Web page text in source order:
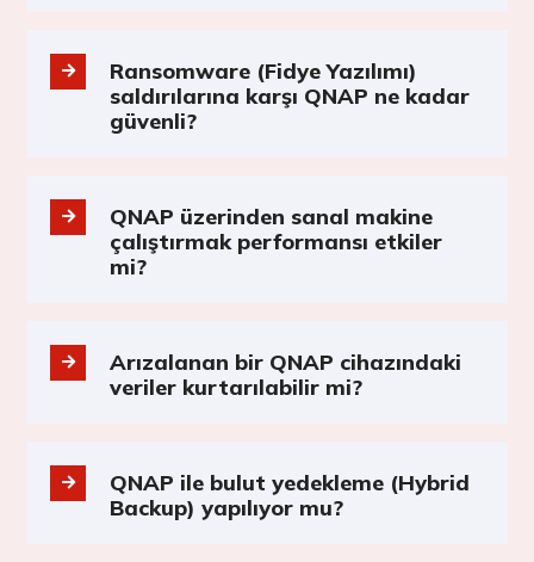
Ransomware (Fidye Yazılımı)
saldırılarına karşı QNAP ne kadar
güvenli?
QNAP üzerinden sanal makine
çalıştırmak performansı etkiler
mi?
Arızalanan bir QNAP cihazındaki
veriler kurtarılabilir mi?
QNAP ile bulut yedekleme (Hybrid
Backup) yapılıyor mu?